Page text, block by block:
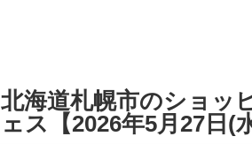
北海道札幌市のショッ
ェス【2026年5月27日(